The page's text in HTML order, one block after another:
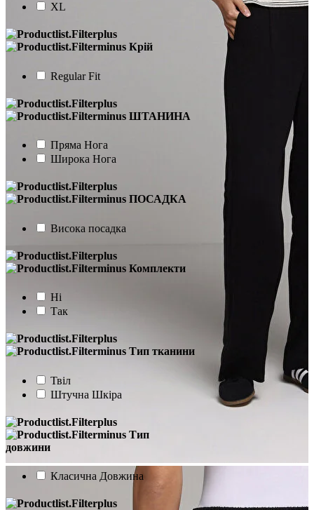
XL
Крій
Regular Fit
ШТАНИНА
Пряма Нога
Широка Нога
ПОСАДКА
Висока посадка
Комплекти
Ні
Так
Тип тканини
Твіл
Штучна Шкіра
Тип
довжини
Класична Довжина